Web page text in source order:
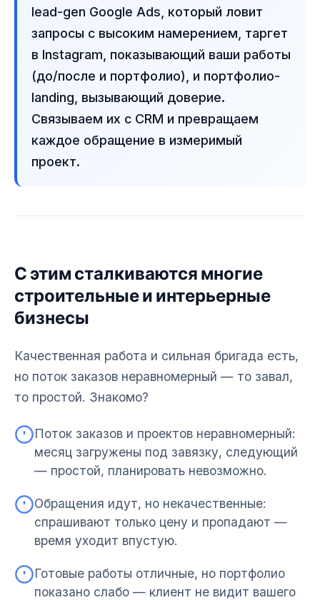
lead-gen Google Ads, который ловит
запросы с высоким намерением, таргет
в Instagram, показывающий ваши работы
(до/после и портфолио), и портфолио-
landing, вызывающий доверие.
Связываем их с CRM и превращаем
каждое обращение в измеримый
проект.
С этим сталкиваются многие
строительные и интерьерные
бизнесы
Качественная работа и сильная бригада есть,
но поток заказов неравномерный — то завал,
то простой. Знакомо?
Поток заказов и проектов неравномерный:
месяц загружены под завязку, следующий
— простой, планировать невозможно.
Обращения идут, но некачественные:
спрашивают только цену и пропадают —
время уходит впустую.
Готовые работы отличные, но портфолио
показано слабо — клиент не видит вашего